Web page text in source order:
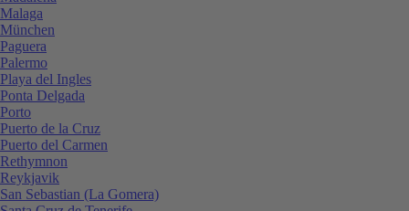
Malaga
München
Paguera
Palermo
Playa del Ingles
Ponta Delgada
Porto
Puerto de la Cruz
Puerto del Carmen
Rethymnon
Reykjavik
San Sebastian (La Gomera)